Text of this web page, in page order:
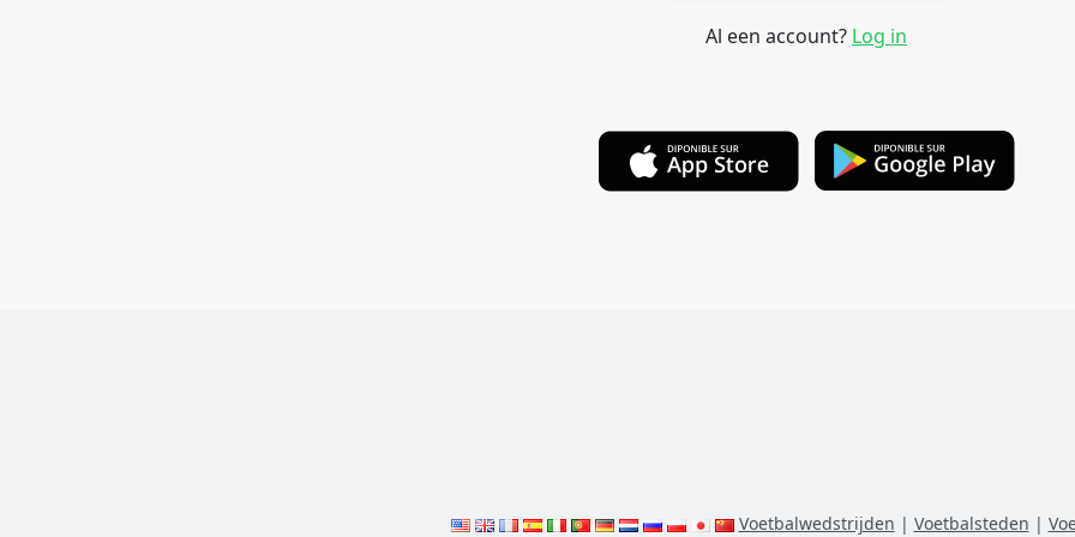
Al een account? Log in
Voetbalwedstrijden | Voetbalsteden |